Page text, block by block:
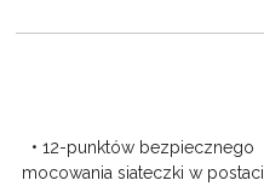
• 12-punktów bezpiecznego
mocowania siateczki w postaci